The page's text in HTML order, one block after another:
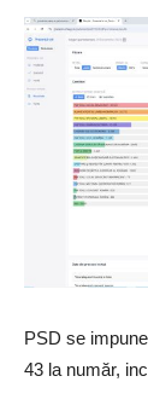
PSD se
43 la număr,